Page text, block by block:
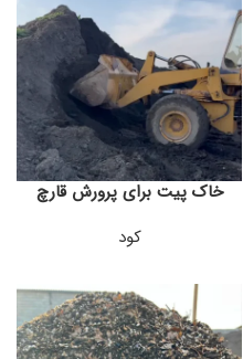
خاک پیت برای پرورش قارچ
کود